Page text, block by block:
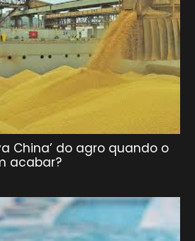
China’ do agro quando o
acabar?